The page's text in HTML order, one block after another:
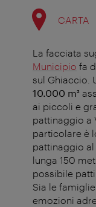
CARTA
La facciata
Municipio fa
sul Ghiaccio.
10.000 m²
ai piccoli e
pattinaggio a
particolare è
pattinaggio
lunga 150
possibile
Sia le
emozioni